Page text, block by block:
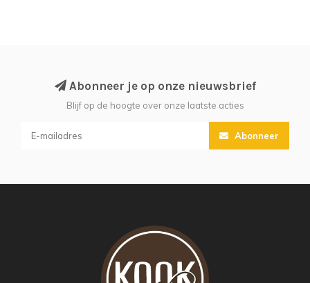
Abonneer je op onze nieuwsbrief
Blijf op de hoogte over onze laatste acties
Abonneer